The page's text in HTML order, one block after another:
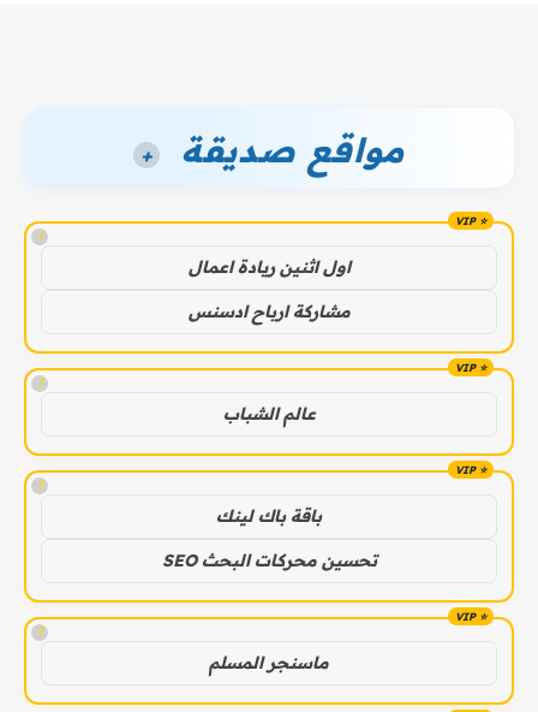
مواقع صديقة +
!
اول اثنين ريادة اعمال
مشاركة ارباح ادسنس
!
عالم الشباب
!
باقة باك لينك
تحسين محركات البحث SEO
!
ماسنجر المسلم